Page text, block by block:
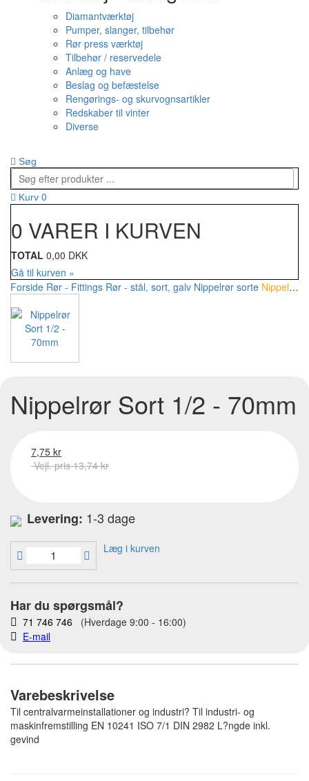
Diamantværktøj
Pumper, slanger, tilbehør
Rør press værktøj
Tilbehør / reservedele
Anlæg og have
Beslag og befæstelse
Rengørings- og skurvognsartikler
Redskaber til vinter
Diverse
Søg
Kurv 0
0 VARER I KURVEN
TOTAL 0,00 DKK
Gå til kurven »
Forside Rør - Fittings Rør - stål, sort, galv Nippelrør sorte Nippelrør Sort 1/2 - 70mm
Nippelrør Sort 1/2 - 70mm
7,75 kr
Vejl. pris 13,74 kr
Levering: 1-3 dage
Læg i kurven
Har du spørgsmål?
71 746 746 (Hverdage 9:00 - 16:00)
E-mail
Varebeskrivelse
Til centralvarmeinstallationer og industri? Til industri- og
maskinfremstilling EN 10241 ISO 7/1 DIN 2982 L?ngde inkl.
gevind